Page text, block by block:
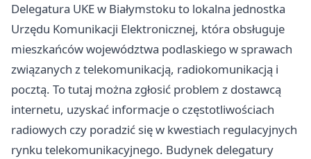
Delegatura UKE w Białymstoku to lokalna jednostka
Urzędu Komunikacji Elektronicznej, która obsługuje
mieszkańców województwa podlaskiego w sprawach
związanych z telekomunikacją, radiokomunikacją i
pocztą. To tutaj można zgłosić problem z dostawcą
internetu, uzyskać informacje o częstotliwościach
radiowych czy poradzić się w kwestiach regulacyjnych
rynku telekomunikacyjnego. Budynek delegatury